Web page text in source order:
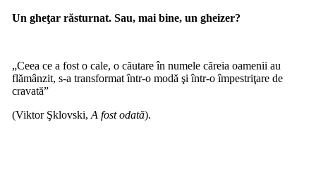
Un gheţar răsturnat. Sau, mai bine, un gheizer?
„Ceea ce a fost o cale, o căutare în numele căreia oamenii au
flămânzit, s-a transformat într-o modă şi într-o împestriţare de
cravată”
(Viktor Şklovski,A fost odată).